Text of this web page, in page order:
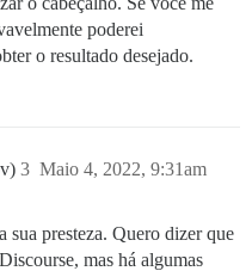
poderei
o resultado desejado.
Maio 4, 2022, 9:31am
3
sua presteza. Quero dizer que
mas há algumas